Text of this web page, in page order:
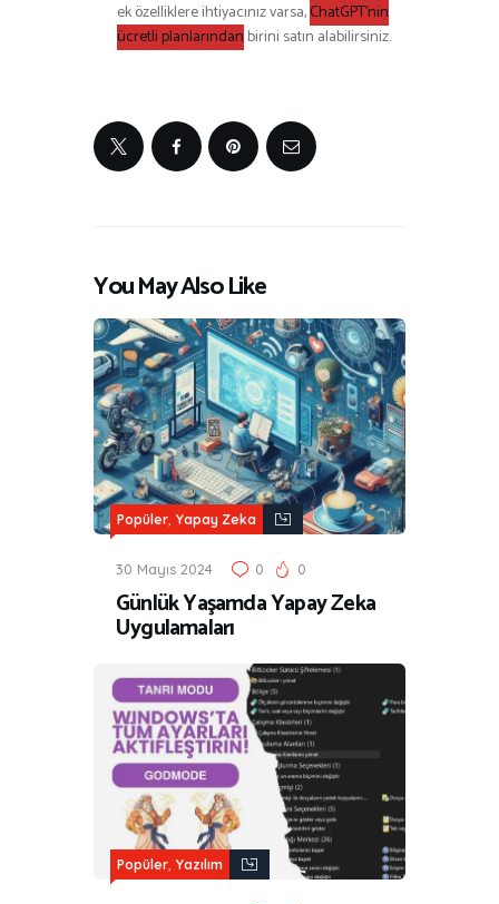
ek özelliklere ihtiyacınız varsa,ChatGPT’nin
ücretli planlarından birini satın alabilirsiniz.
You May Also Like
Popüler, Yapay Zeka
30 Mayıs 2024 0 0
Günlük Yaşamda Yapay Zeka
Uygulamaları
Popüler, Yazılım